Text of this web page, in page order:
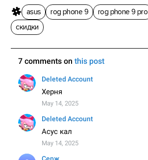
asus rog phone 9 rog phone 9 pro
скидки